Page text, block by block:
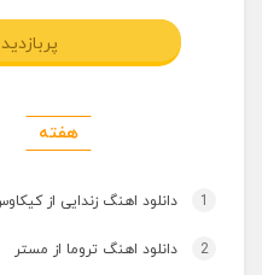
هفته
1 دانلود اهنگ زندایی از
2 دانلود اهنگ تروما از مستر